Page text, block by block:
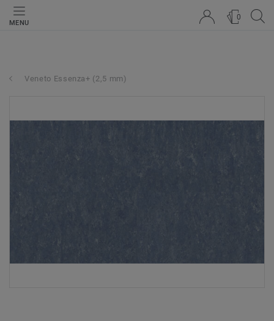
MENU
0
Veneto Essenza+ (2,5 mm)